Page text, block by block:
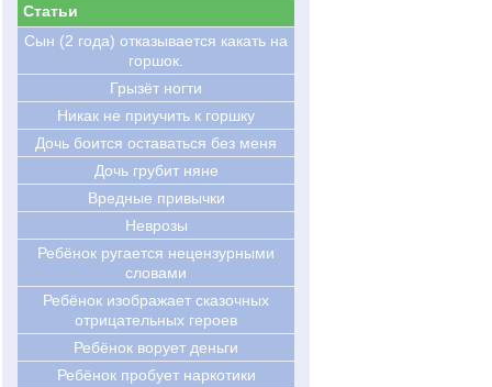
Статьи
Сын (2 года) отказывается какать на
горшок.
Грызёт ногти
Никак не приучить к горшку
Дочь боится оставаться без меня
Дочь грубит няне
Вредные привычки
Неврозы
Ребёнок ругается нецензурными
словами
Ребёнок изображает сказочных
отрицательных героев
Ребёнок ворует деньги
Ребёнок пробует наркотики